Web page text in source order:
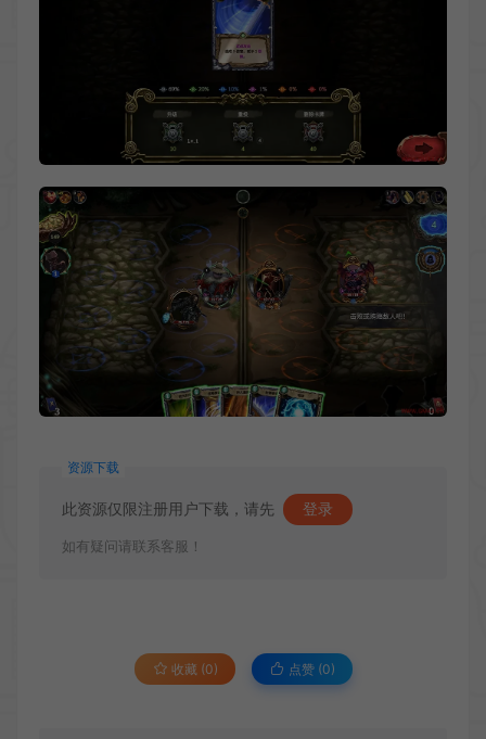
资源下载
此资源仅限注册用户下载，请先 登录
如有疑问请联系客服！
收藏 (0) 点赞 (0)